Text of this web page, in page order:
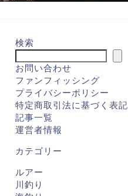
検索
お問い合わせ
ファンフィッシング
プライバシーポリシー
特定商取引法に基づく表記
記事一覧
運営者情報
カテゴリー
ルアー
川釣り